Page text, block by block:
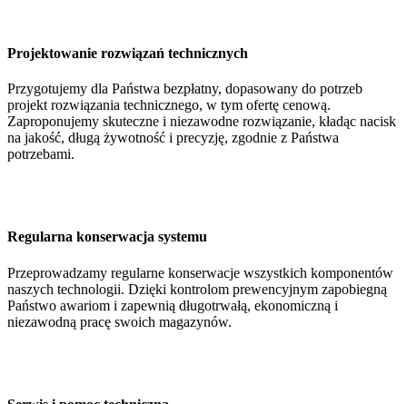
Projektowanie rozwiązań technicznych
Przygotujemy dla Państwa bezpłatny, dopasowany do potrzeb
projekt rozwiązania technicznego, w tym ofertę cenową.
Zaproponujemy skuteczne i niezawodne rozwiązanie, kładąc nacisk
na jakość, długą żywotność i precyzję, zgodnie z Państwa
potrzebami.
Regularna konserwacja systemu
Przeprowadzamy regularne konserwacje wszystkich komponentów
naszych technologii. Dzięki kontrolom prewencyjnym zapobiegną
Państwo awariom i zapewnią długotrwałą, ekonomiczną i
niezawodną pracę swoich magazynów.